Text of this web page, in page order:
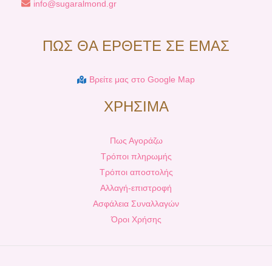
info@sugaralmond.gr
ΠΩΣ ΘΑ ΕΡΘΕΤΕ ΣΕ ΕΜΑΣ
Βρείτε μας στο Google Map
ΧΡΗΣΙΜΑ
Πως Αγοράζω
Τρόποι πληρωμής
Τρόποι αποστολής
Αλλαγή-επιστροφή
Ασφάλεια Συναλλαγών
Όροι Χρήσης